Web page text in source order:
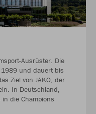
Ausrüster. Die
1989 und dauert bis
Ziel von JAKO, der
In Deutschland,
die Champions